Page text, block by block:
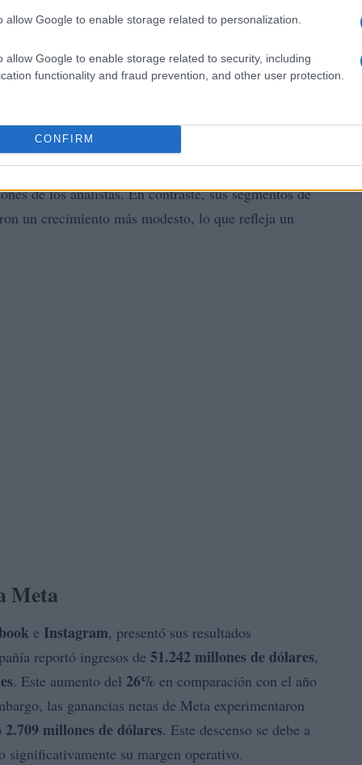
allow Google to enable storage related to personalization.
allow Google to enable storage related to security, including
functionality and fraud prevention, and other user protection.
CONFIRM
representa un notable crecimiento del
netos alcanzaron los
por acción.\n\n
asociados a la inversión en
La división deAzurese destacó con un
de los analistas. En contraste, sus segmentos de
un crecimiento más modesto, lo que refleja un
Meta
e Instagram, presentó sus resultados
reportó ingresos de 51.242 millones de dólares,
. Este aumento del 26% en comparación con el año
las ganancias netas de Meta experimentaron
2.709 millones de dólares. Este descenso se debe a
significativamente su margen operativo.